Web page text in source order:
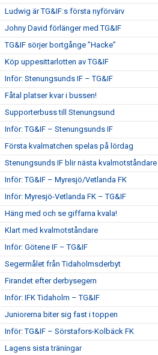
Ludwig är TG&IF:s första nyförvärv
Johny David förlänger med TG&IF
TG&IF sörjer bortgånge ”Hacke”
Köp uppesittarlotten av TG&IF
Inför: Stenungsunds IF – TG&IF
Fåtal platser kvar i bussen!
Supporterbuss till Stenungsund
Inför: TG&IF – Stenungsunds IF
Första kvalmatchen spelas på lördag
Stenungsunds IF blir nästa kvalmotståndare
Inför: TG&IF – Myresjö/Vetlanda FK
Inför: Myresjö-Vetlanda FK – TG&IF
Häng med och se giffarna kvala!
Klart med kvalmotståndare
Inför: Götene IF – TG&IF
Segermålet från Tidaholmsderbyt
Firandet efter derbysegern
Inför: IFK Tidaholm – TG&IF
Juniorerna biter sig fast i toppen
Inför: TG&IF – Sörstafors-Kolbäck FK
Lagens sista träningar